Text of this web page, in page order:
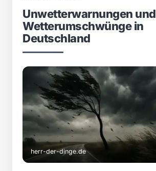
Unwetterwarnungen und
Wetterumschwünge in
Deutschland
herr-der-dinge.de